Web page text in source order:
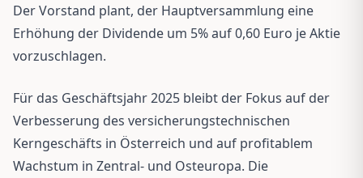
Der Vorstand plant, der Hauptversammlung eine
Erhöhung der Dividende um 5% auf 0,60 Euro je Aktie
vorzuschlagen.
Für das Geschäftsjahr 2025 bleibt der Fokus auf der
Verbesserung des versicherungstechnischen
Kerngeschäfts in Österreich und auf profitablem
Wachstum in Zentral- und Osteuropa. Die